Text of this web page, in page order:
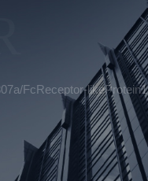
FcReceptor-likeProtein1